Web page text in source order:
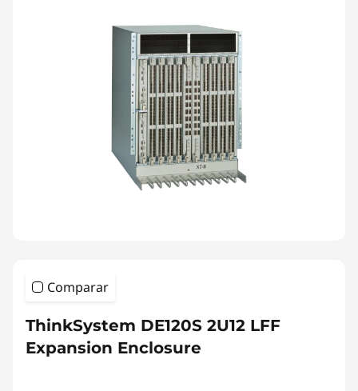
Comparar
ThinkSystem DE120S 2U12 LFF
Expansion Enclosure